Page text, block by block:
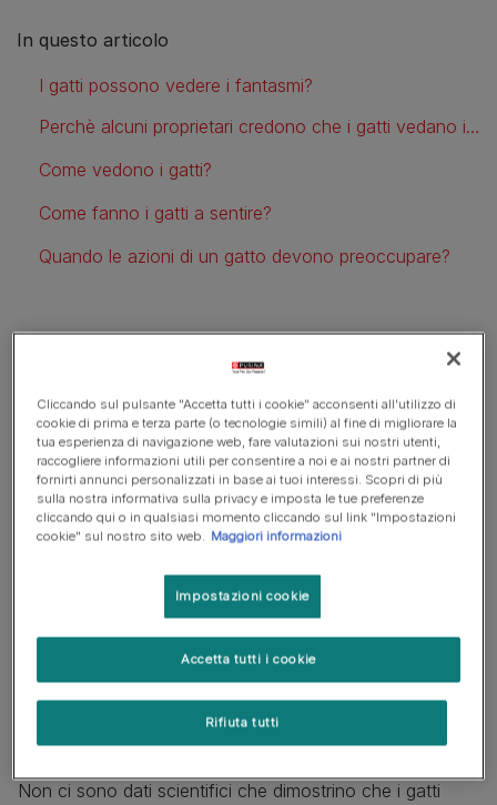
In questo articolo
I gatti possono vedere i fantasmi?
Perchè alcuni proprietari credono che i gatti vedano i fantasmi?
Come vedono i gatti?
Come fanno i gatti a sentire?
Quando le azioni di un gatto devono preoccupare?
I gatti possono vedere i
fantasmi?
Non ci sono dati scientifici che dimostrino che i gatti
Cliccando sul pulsante "Accetta tutti i cookie" acconsenti all'utilizzo di
cookie di prima e terza parte (o tecnologie simili) al fine di migliorare la
tua esperienza di navigazione web, fare valutazioni sui nostri utenti,
raccogliere informazioni utili per consentire a noi e ai nostri partner di
fornirti annunci personalizzati in base ai tuoi interessi. Scopri di più
sulla nostra informativa sulla privacy e imposta le tue preferenze
cliccando qui o in qualsiasi momento cliccando sul link "Impostazioni
cookie" sul nostro sito web. Maggiori informazioni
Impostazioni cookie
Rifiuta tutti
Accetta tutti i cookie